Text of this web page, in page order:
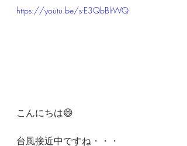
https://youtu.be/s-E3QbBltWQ
こんにちは😄
台風接近中ですね・・・